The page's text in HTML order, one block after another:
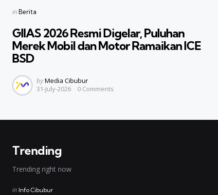
Categories
Posted
inBerita
GIIAS 2026 Resmi Digelar, Puluhan
Merek Mobil dan Motor Ramaikan ICE
BSD
Posted
by
byMedia Cibubur
31-July-2026
0 Comments
Trending
Trending right now
Posted
in Info Cibubur